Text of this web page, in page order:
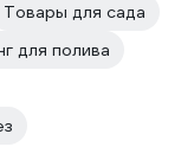
Товары для сада
для полива